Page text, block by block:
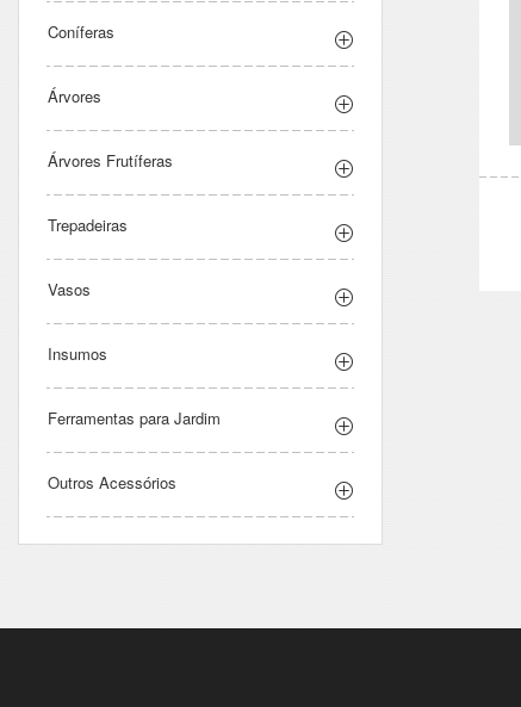
Coníferas
Árvores
Árvores Frutíferas
Trepadeiras
Vasos
Insumos
Ferramentas para Jardim
Outros Acessórios